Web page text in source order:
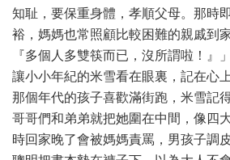
知耻，要保重身體，孝順父母。那時
裕，媽媽也常照顧比較困難的親戚到
『多個人多雙筷而已，沒所謂啦！』
讓小小年紀的米雪看在眼裏，記在心上
那個年代的孩子喜歡滿街跑，米雪記
哥哥們和弟弟就把她圍在中間，像四
時回家晚了會被媽媽責罵，男孩子調